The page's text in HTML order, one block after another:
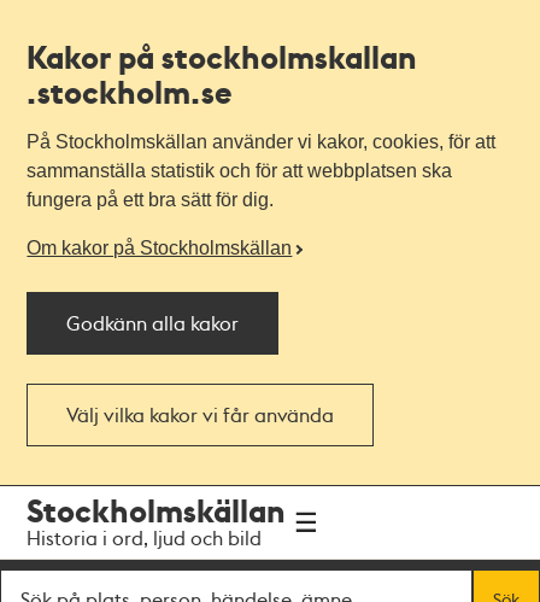
Kakor på stockholmskallan
.stockholm.se
På Stockholmskällan använder vi kakor, cookies, för att
sammanställa statistik och för att webbplatsen ska
fungera på ett bra sätt för dig.
Om kakor på Stockholmskällan
Godkänn alla kakor
Välj vilka kakor vi får använda
navigationen
huvudinnehållet
Stockholmskällan
Historia i ord, ljud och bild